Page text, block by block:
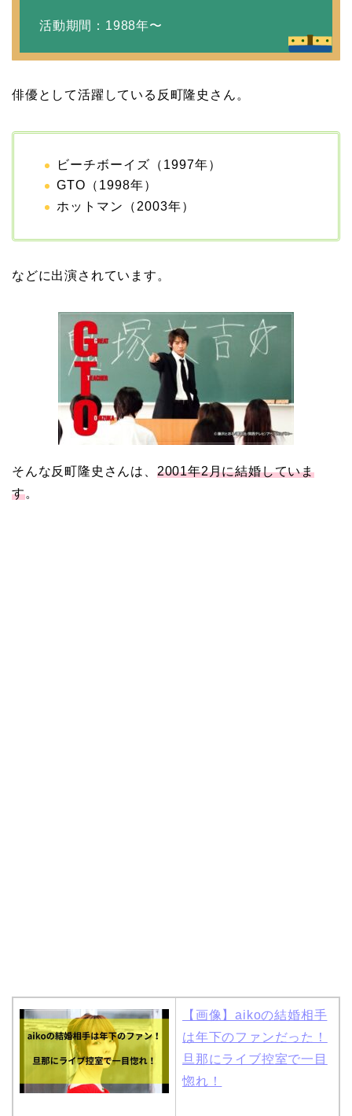
田村淳と嫁・香那の結婚
破局から復縁へ
【画像】相葉雅紀の嫁は
元タレントで交際期間約
AKUROの結婚馴れ初め
はスポーツジム！キュー
ピットは佐田真由美
活動期間：1988年〜
俳優として活躍している反町隆史さん。
ビーチボーイズ（1997年）
GTO（1998年）
ホットマン（2003年）
などに出演されています。
そんな反町隆史さんは、 2001年2月に結婚していま
す。
【画像】aikoの結婚相手
は年下のファンだった！
旦那にライブ控室で一目
惚れ！